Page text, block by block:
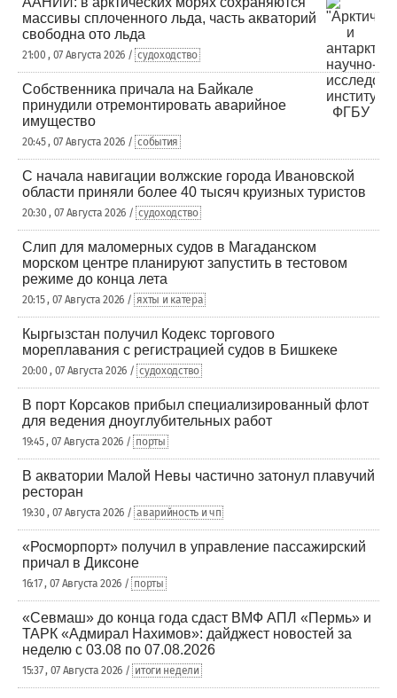
массивы сплоченного льда, часть акваторий
свободна ото льда
21:00 , 07 Августа 2026 / судоходство
Собственника причала на Байкале
принудили отремонтировать аварийное
имущество
20:45 , 07 Августа 2026 / события
С начала навигации волжские города Ивановской
области приняли более 40 тысяч круизных туристов
20:30 , 07 Августа 2026 / судоходство
Слип для маломерных судов в Магаданском
морском центре планируют запустить в тестовом
режиме до конца лета
20:15 , 07 Августа 2026 / яхты и катера
Кыргызстан получил Кодекс торгового
мореплавания с регистрацией судов в Бишкеке
20:00 , 07 Августа 2026 / судоходство
В порт Корсаков прибыл специализированный флот
для ведения дноуглубительных работ
19:45 , 07 Августа 2026 / порты
В акватории Малой Невы частично затонул плавучий
ресторан
19:30 , 07 Августа 2026 / аварийность и чп
«Росморпорт» получил в управление пассажирский
причал в Диксоне
16:17 , 07 Августа 2026 / порты
«Севмаш» до конца года сдаст ВМФ АПЛ «Пермь» и
ТАРК «Адмирал Нахимов»: дайджест новостей за
неделю с 03.08 по 07.08.2026
15:37 , 07 Августа 2026 / итоги недели